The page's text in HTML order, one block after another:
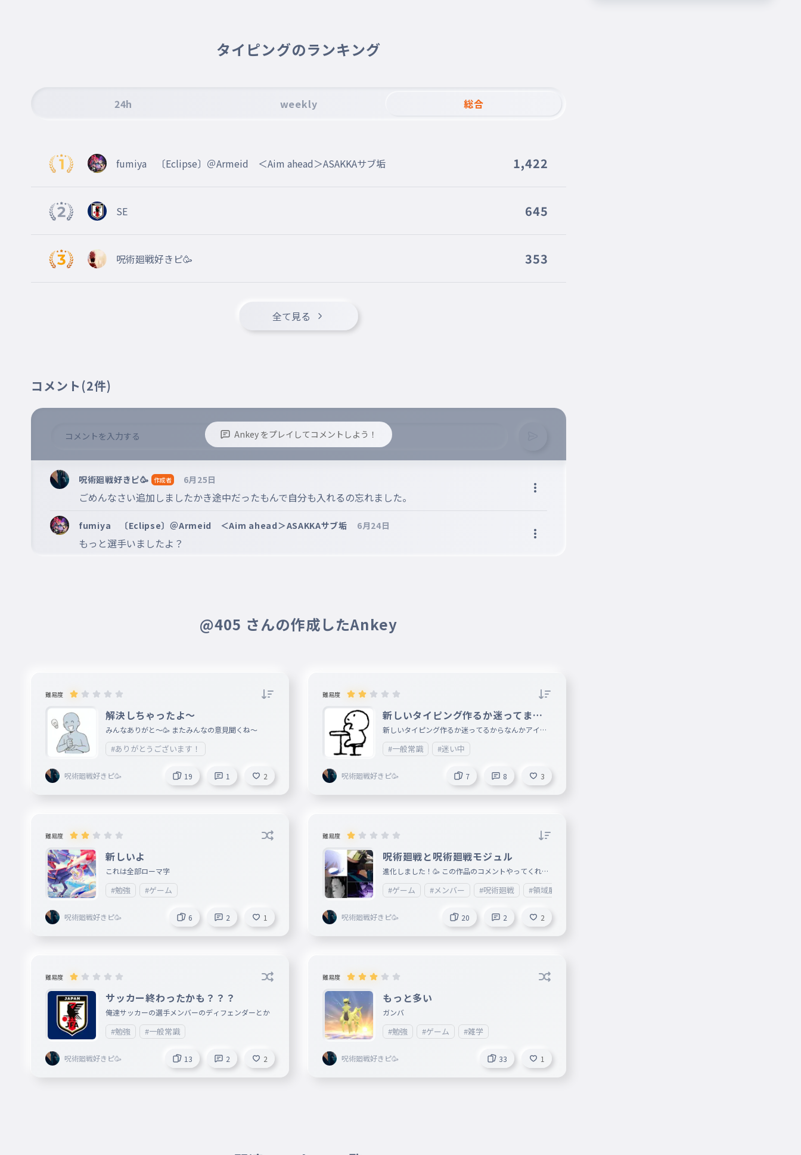
選手の名前
選手の名前
011
伊藤洋輝
いとう ひろき
すずき じゅんのすけ
選手の名前
タイピングのランキング
24h weekly 総合
fumiya 〔Eclipse〕＠Armeid ＜Aim ahead＞ASAKKAサブ垢 1,422
SE 645
呪術廻戦好きピ🥳 353
全て見る
コメント (2件)
Ankey をプレイしてコメントしよう！
※コメントするには、ログインが必要です。
呪術廻戦好きピ🥳 作成者 6月25日
ごめんなさい追加しましたかき途中だったもんで自分も入れるの忘れました。
fumiya 〔Eclipse〕＠Armeid ＜Aim ahead＞ASAKKAサブ垢 6月24日
もっと選手いましたよ？
@405 さんの作成したAnkey
難易度
解決しちゃったよ〜
みんなありがと〜🥳 またみんなの意見聞くね〜
#ありがとうございます！
呪術廻戦好きピ🥳 19 1 2
難易度
新しいタイピング作るか迷ってます
！🙎
新しいタイピング作るか迷ってるからなんかアイデ
ィアください！ アイディアありがとうございます！
もっとアイディアが欲しいので誰かください
#一般常識 #迷い中
呪術廻戦好きピ🥳 7 8 3
難易度
新しいよ
これは全部ローマ字
#勉強 #ゲーム
呪術廻戦好きピ🥳 6 2 1
難易度
呪術廻戦と呪術廻戦モジュル
進化しました！🥳 この作品のコメントやってくれた
ら書いてくれると嬉しいな フォローしてくれたらフ
ォローします！
#ゲーム #メンバー #呪術廻戦 #領域展開
呪術廻戦好きピ🥳 20 2 2
難易度
サッカー終わったかも？？？
俺達サッカーの選手メンバーのディフェンダーとか
#勉強 #一般常識
呪術廻戦好きピ🥳 13 2 2
難易度
もっと多い
ガンバ
#勉強 #ゲーム #雑学
呪術廻戦好きピ🥳 33 1